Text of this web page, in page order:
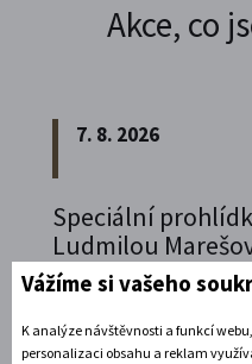
Akce, co
7. 8. 2026
Speciální
Ludmilou
Kesselgruberovou
piaristického chrámu
Vážíme si vašeho
K analýze návštěvnosti a funkcí
personalizaci obsahu a reklam